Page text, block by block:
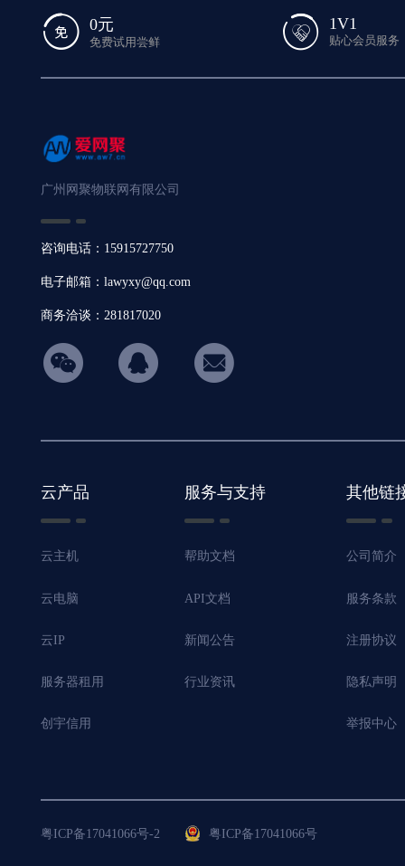
0元
免费试用尝鲜
1V1
贴心会员服务
广州网聚物联网有限公司
咨询电话：15915727750
电子邮箱：lawyxy@qq.com
商务洽谈：281817020
hicon34
云产品
云主机
云电脑
云IP
服务器租用
创宇信用
服务与支持
帮助文档
API文档
新闻公告
行业资讯
其他链
公司简介
服务条款
注册协议
隐私声明
举报中心
粤ICP备17041066号-2 粤ICP备17041066号